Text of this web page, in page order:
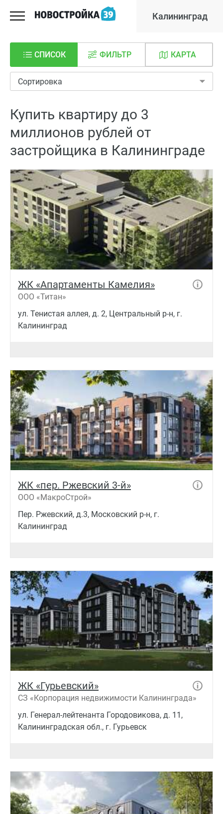
Калининград
СПИСОК КАРТА
ФИЛЬТР
Сортировка
Купить квартиру до 3
миллионов рублей от
застройщика в Калининграде
ЖК «Апартаменты Камелия»
ООО «Титан»
ул. Тенистая аллея, д. 2, Центральный р-н, г.
Калининград
ЖК «пер. Ржевский 3-й»
ООО «МакроСтрой»
Пер. Ржевский, д.3, Московский р-н, г.
Калининград
ЖК «Гурьевский»
СЗ «Корпорация недвижимости Калининграда»
ул. Генерал-лейтенанта Городовикова, д. 11,
Калининградская обл., г. Гурьевск